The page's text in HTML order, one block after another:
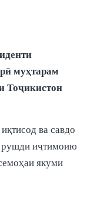
муҳтарам
Тоҷикистон
ва савдо
рушди иҷтимоию
якуми